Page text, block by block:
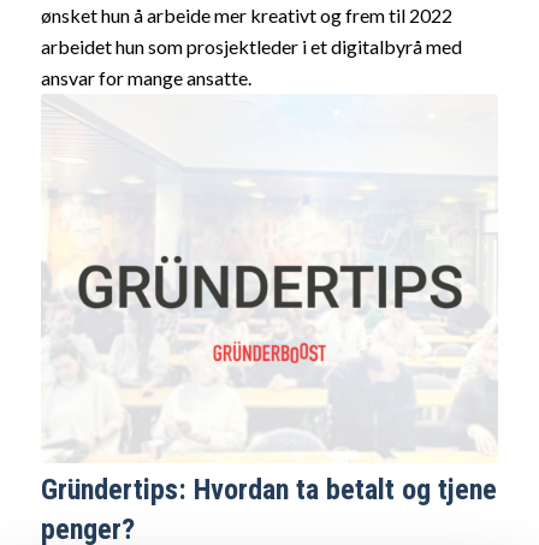
ønsket hun å arbeide mer kreativt og frem til 2022
arbeidet hun som prosjektleder i et digitalbyrå med
ansvar for mange ansatte.
Gründertips: Hvordan ta betalt og tjene
penger?